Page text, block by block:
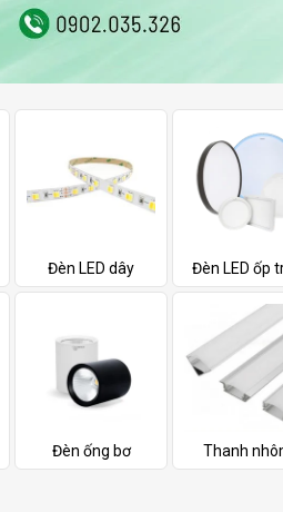
Đèn LED dây Đèn LED ốp
Đèn ống bơ Thanh